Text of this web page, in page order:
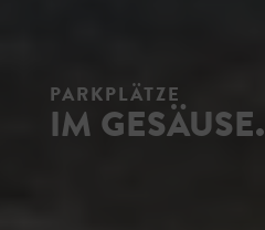
PARKPLÄTZE
IM GESÄUSE.